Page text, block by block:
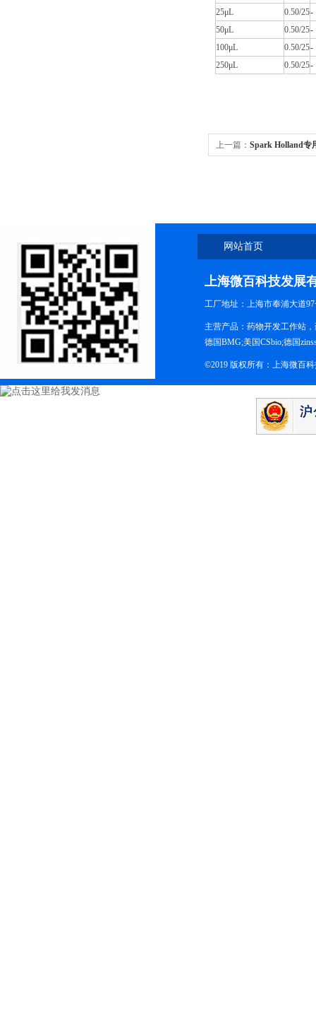
25μL
0.50/25-
50μL
0.50/25-
100μL
0.50/25-
250μL
0.50/25-
上一篇： Spark Holland专
网站首页
上海微百科技发展
工厂地址：上海市奉浦大道
主营产品：药物开发工作站
德国BMG;美国CSbio;德国
©2019 版权所有：上海微百